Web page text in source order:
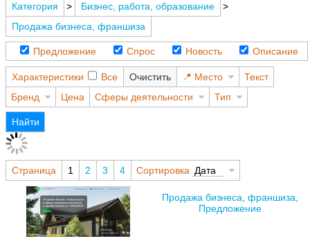
Категория > Бизнес, работа, образование
>
Продажа бизнеса, франшиза
Предложение Спрос Новость Описание
Характеристики Все Очистить Место
Текст
Бренд
Цена Сферы деятельности Тип
Найти
Страница 1 2 3 4 Сортировка Дата
Продажа бизнеса, франшиза,
Предложение